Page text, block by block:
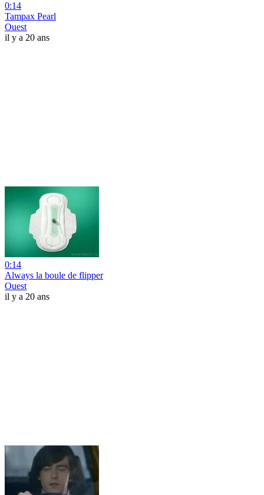
0:14
Tampax Pearl
Ouest
il y a 20 ans
0:14
Always la boule de flipper
Ouest
il y a 20 ans